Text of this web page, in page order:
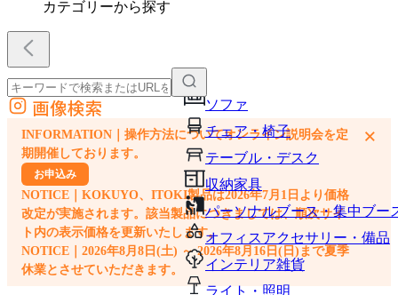
カテゴリーから探す
ソファ
チェア・椅子
テーブル・デスク
収納家具
パーソナルブース・集中ブー
オフィスアクセサリー・備品
インテリア雑貨
ライト・照明
外部サイトの商品をカートに追加
他のサイトで見つけた商品ページのURLを貼り付けて、カートに追加できます
画像検索
INFORMATION｜操作方法についてオンライン説明会を定
期開催しております。
お申込み
NOTICE｜KOKUYO、ITOKI製品は2026年7月1日より価格
改定が実施されます。該当製品につきましては、順次サイ
ト内の表示価格を更新いたします。
NOTICE｜2026年8月8日(土) ～ 2026年8月16日(日)まで夏季
休業とさせていただきます。
×